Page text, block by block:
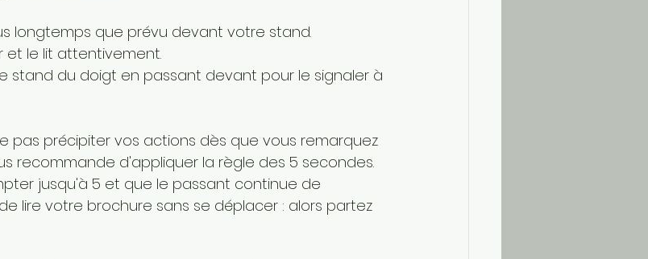
longtemps que prévu devant votre stand.
et le lit attentivement.
stand du doigt en passant devant pour le signaler à
pas précipiter vos actions dès que vous remarquez
recommande d'appliquer la règle des 5 secondes.
jusqu'à 5 et que le passant continue de
lire votre brochure sans se déplacer : alors partez